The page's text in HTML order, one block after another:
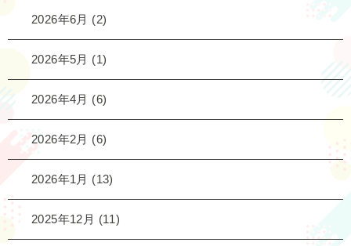
2026年6月 (2)
2026年5月 (1)
2026年4月 (6)
2026年2月 (6)
2026年1月 (13)
2025年12月 (11)